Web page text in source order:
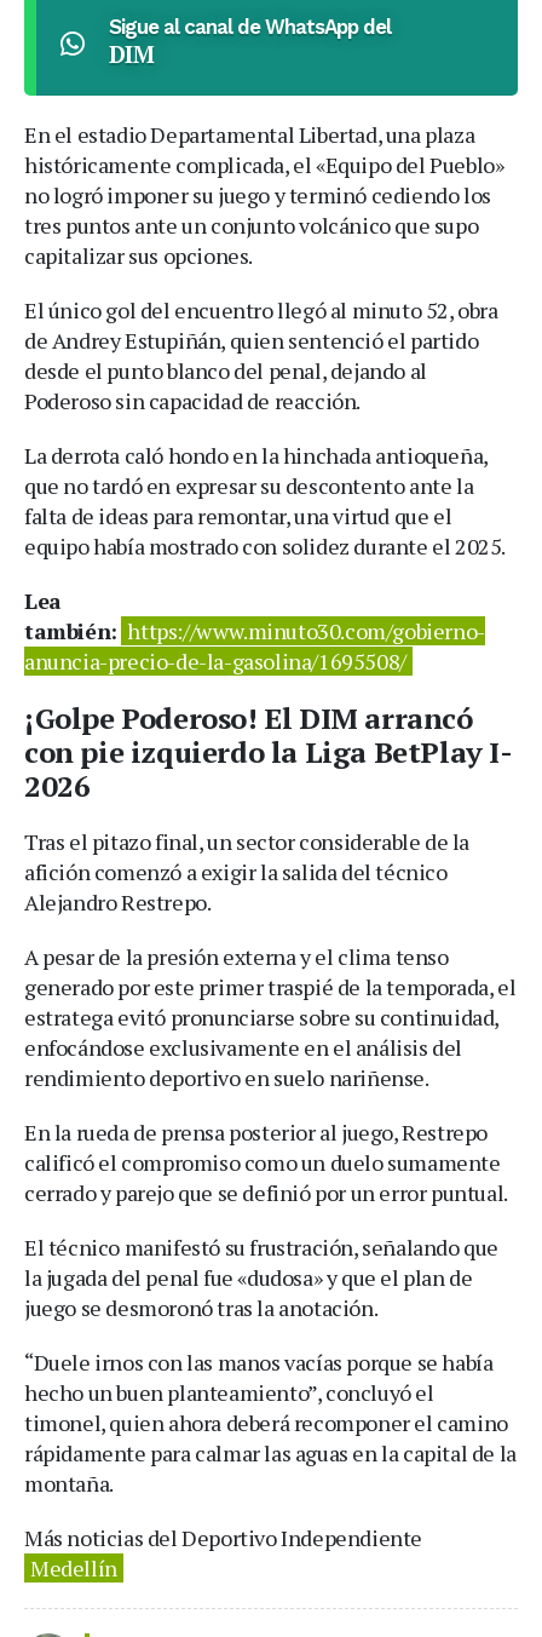
Sigue al canal de WhatsApp del
DIM
En el estadio Departamental Libertad, una plaza
históricamente complicada, el «Equipo del Pueblo»
no logró imponer su juego y terminó cediendo los
tres puntos ante un conjunto volcánico que supo
capitalizar sus opciones.
El único gol del encuentro llegó al minuto 52, obra
de Andrey Estupiñán, quien sentenció el partido
desde el punto blanco del penal, dejando al
Poderoso sin capacidad de reacción.
La derrota caló hondo en la hinchada antioqueña,
que no tardó en expresar su descontento ante la
falta de ideas para remontar, una virtud que el
equipo había mostrado con solidez durante el 2025.
Lea
también: https://www.minuto30.com/gobierno-
anuncia-precio-de-la-gasolina/1695508/
¡Golpe Poderoso! El DIM arrancó
con pie izquierdo la Liga BetPlay I-
2026
Tras el pitazo final, un sector considerable de la
afición comenzó a exigir la salida del técnico
Alejandro Restrepo.
A pesar de la presión externa y el clima tenso
generado por este primer traspié de la temporada, el
estratega evitó pronunciarse sobre su continuidad,
enfocándose exclusivamente en el análisis del
rendimiento deportivo en suelo nariñense.
En la rueda de prensa posterior al juego, Restrepo
calificó el compromiso como un duelo sumamente
cerrado y parejo que se definió por un error puntual.
El técnico manifestó su frustración, señalando que
la jugada del penal fue «dudosa» y que el plan de
juego se desmoronó tras la anotación.
“Duele irnos con las manos vacías porque se había
hecho un buen planteamiento”, concluyó el
timonel, quien ahora deberá recomponer el camino
rápidamente para calmar las aguas en la capital de la
montaña.
Más noticias del Deportivo Independiente
Medellín